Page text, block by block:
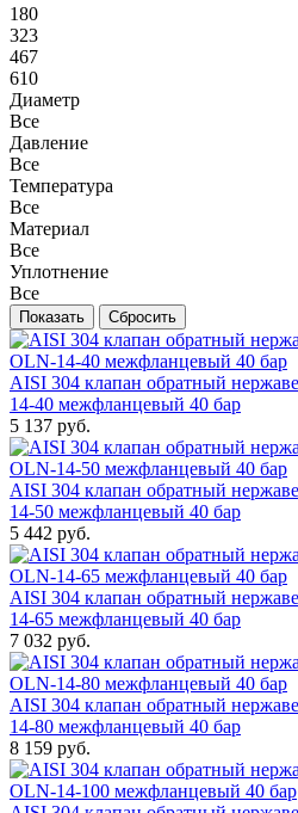
180
323
467
610
Диаметр
Все
Давление
Все
Температура
Все
Материал
Все
Уплотнение
Все
AISI 304 клапан обратный
14-40 межфланцевый 40 бар
5 137 руб.
AISI 304 клапан обратный
14-50 межфланцевый 40 бар
5 442 руб.
AISI 304 клапан обратный
14-65 межфланцевый 40 бар
7 032 руб.
AISI 304 клапан обратный
14-80 межфланцевый 40 бар
8 159 руб.